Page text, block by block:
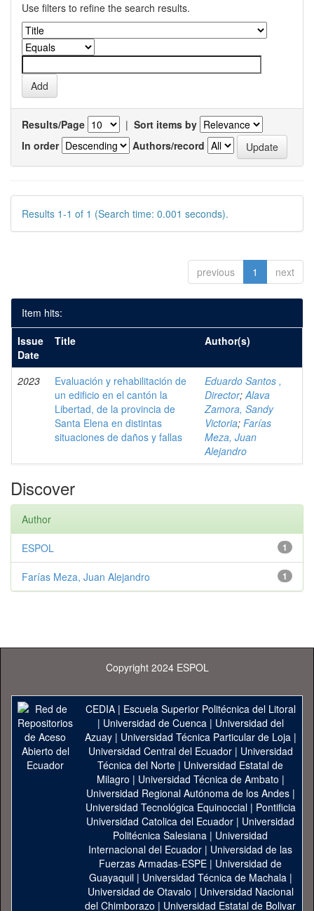
Use filters to refine the search results.
Results/Page | Sort items by
In order
Authors/record
Results 1-1 of 1 (Search time: 0.001 seconds).
previous 1 next
Item hits:
Issue
Date
Title Author(s)
2023
Evaluación y rehabilitación de
un edificio en el cantón la
Libertad, de la provincia de
Santa Elena en distintas
situaciones de daños y fallas
Eduardo Santos ,
Director;Alava
Zamora, Sandy
Victoria; Farías
Meza, Juan
Alejandro
Discover
Author
1
ESPOL
1
Farías Meza, Juan Alejandro
Copyright 2024 ESPOL
CEDIA| Escuela Superior Politécnica del Litoral
| Universidad de Cuenca| Universidad del
Azuay| Universidad Técnica Particular de Loja|
Universidad Central del Ecuador| Universidad
Técnica del Norte | Universidad Estatal de
Milagro | Universidad Técnica de Ambato |
Universidad Regional Autónoma de los Andes|
Universidad Tecnológica Equinoccial| Pontificia
Universidad Catolica del Ecuador | Universidad
Politécnica Salesiana | Universidad
Internacional del Ecuador | Universidad de las
Fuerzas Armadas-ESPE | Universidad de
Guayaquil| Universidad Técnica de Machala|
Universidad de Otavalo | Universidad Nacional
del Chimborazo | Universidad Estatal de Bolivar